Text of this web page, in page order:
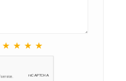
★ ★ ★ ★